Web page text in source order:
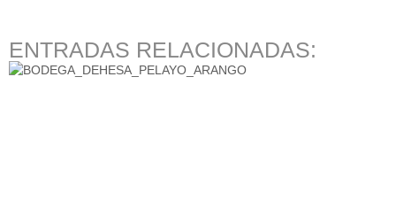
ENTRADAS RELACIONADAS: